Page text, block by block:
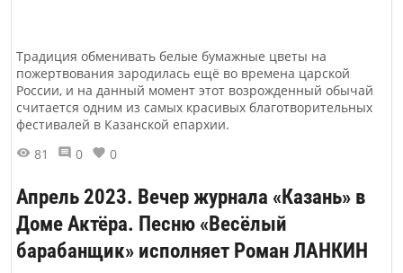
Традиция обменивать белые бумажные цветы на
пожертвования зародилась ещё во времена царской
России, и на данный момент этот возрожденный обычай
считается одним из самых красивых благотворительных
фестивалей в Казанской епархии.
81
0 0
Апрель 2023. Вечер журнала «Казань» в
Доме Актёра. Песню «Весёлый
барабанщик» исполняет Роман ЛАНКИН